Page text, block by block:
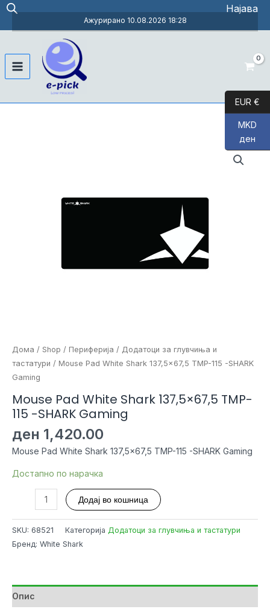
Skip
content
Најава
Ажурирано 10.08.2026 18:28
Main
Дома / Shop / Периферија / Додатоци за глувчиња и
тастатури / Mouse Pad White Shark 137,5×67,5 TMP-115 -SHARK
Gaming
Mouse Pad White Shark 137,5×67,5 TMP-
115 -SHARK Gaming
ден 1,420.00
Mouse Pad White Shark 137,5×67,5 TMP-115 -SHARK Gaming
Достапно по нарачка
White
137,5x67,5
-
SHARK
Додај во кошница
SKU: 68521 Категорија Додатоци за глувчиња и тастатури
Бренд: White Shark
Опис
EUR €
MKD
ден